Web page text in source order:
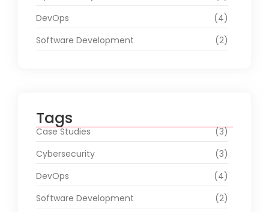
DevOps
(4)
Software Development
(2)
Tags
Case Studies
(3)
Cybersecurity
(3)
DevOps
(4)
Software Development
(2)